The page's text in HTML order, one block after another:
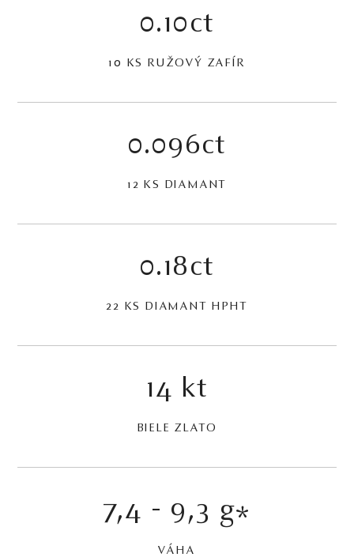
0.10ct
10 KS RUŽOVÝ ZAFÍR
0.096ct
12 KS DIAMANT
0.18ct
22 KS DIAMANT HPHT
14 kt
BIELE ZLATO
7,4 - 9,3 g*
VÁHA